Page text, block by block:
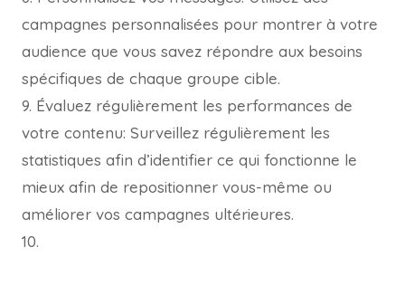
campagnes personnalisées pour montrer à votre
audience que vous savez répondre aux besoins
spécifiques de chaque groupe cible.
9. Évaluez régulièrement les performances de
votre contenu: Surveillez régulièrement les
statistiques afin d’identifier ce qui fonctionne le
mieux afin de repositionner vous-même ou
améliorer vos campagnes ultérieures.
10.